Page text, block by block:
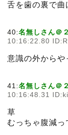
舌を歯の裏で
40:名無しさん＠
10:16:22.80
意識の外からや
41:名無しさん＠
10:16:48.31
草
むっちゃ腹減っ